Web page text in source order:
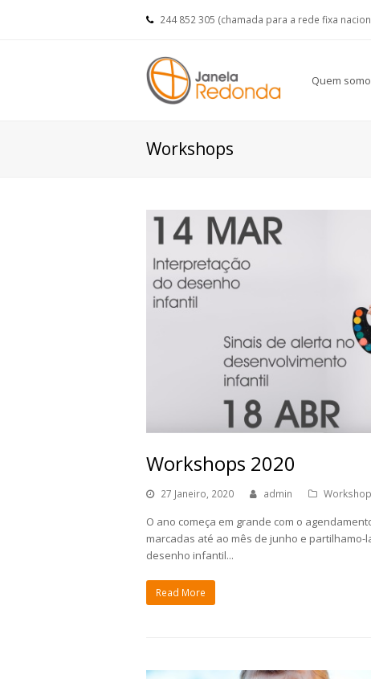
244 852 305 (chamada para a rede fixa
Quem
Workshops
Workshops 2020
27 Janeiro, 2020 admin
O ano começa em grande com o
marcadas até ao mês de junho e partilhamo-
desenho infantil...
Read More